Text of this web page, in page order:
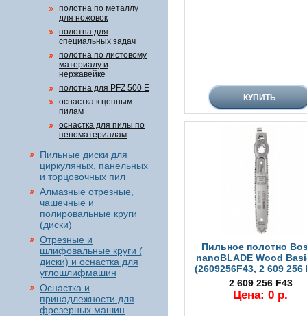
полотна по металлу
для ножовок
полотна для
специальных задач
полотна по листовому
материалу и
нержавейке
полотна для PFZ 500 E
оснастка к цепным
пилам
оснастка для пилы по
пеноматериалам
Пильные диски для
циркуляных, панельных
и торцовочных пил
Алмазные отрезные,
чашечные и
полировальные круги
(диски)
Отрезные и
шлифовальные круги (
диски) и оснастка для
углошлифмашин
Оснастка и
принадлежности для
фрезерных машин
Пильное полотно
nanoBLADE Wood
(2609256F43, 2 609 256
2 609 256 F43
Цена: 0 р.